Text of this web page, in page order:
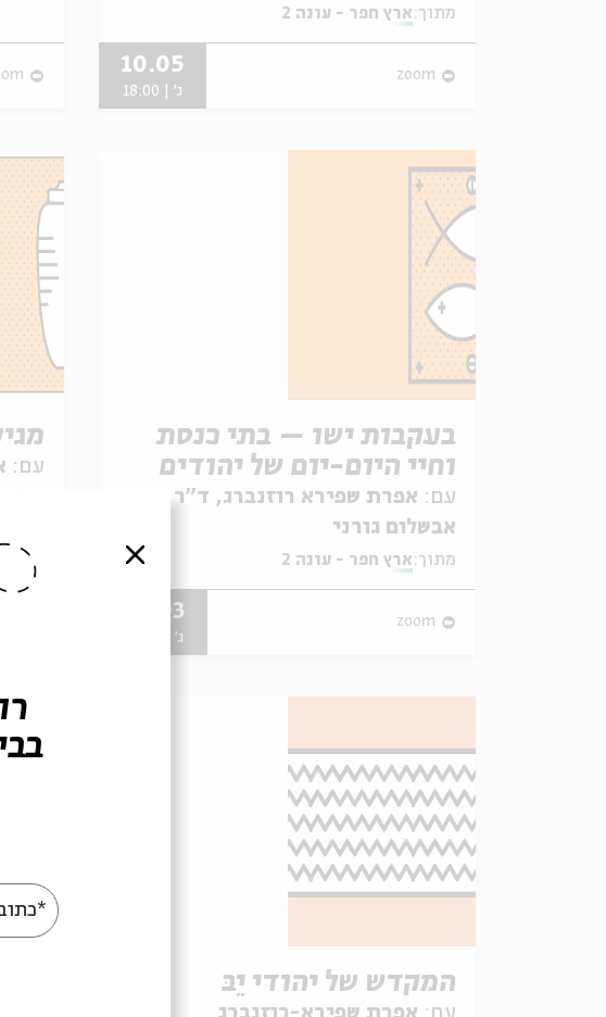
בני לאו
מתוך: ארץ חפר - עונה 2
zoom
10.05
ג' | 18:00
בעקבות ישו – בתי כנסת
וחיי היום-יום של יהודים
בגליל
עם: אפרת שפירא רוזנברג, ד"ר דינה
אבשלום גורני
מתוך: ארץ חפר - עונה 2
zoom
08.03
ג' | 18:00
עם:
המקדש של יהודי יֵבּ
סגור